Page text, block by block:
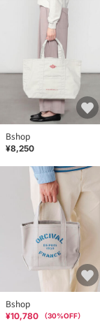
Bshop
¥8,250
Bshop
¥10,780 （30%OFF）